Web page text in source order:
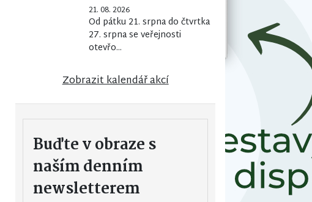
21. 08. 2026
Od pátku 21. srpna do čtvrtka
27. srpna se veřejnosti
otevřo...
Zobrazit kalendář akcí
Buďte v obraze s
naším denním
newsletterem